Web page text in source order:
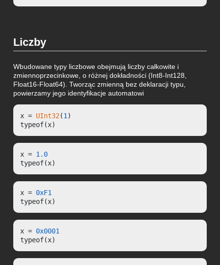
{m}_{1}
Liczby
Wbudowane typy liczbowe obejmują liczby całkowite i
zmiennoprzecinkowe, o różnej dokładności (Int8-Int128,
Float16-Float64). Tworząc zmienną bez deklaracji typu,
powierzamy jego identyfikacje automatowi
x = UInt32(1)
typeof(x)
x = 1.0
typeof(x)
x = 0xF1
typeof(x)
x = 0x0001
typeof(x)